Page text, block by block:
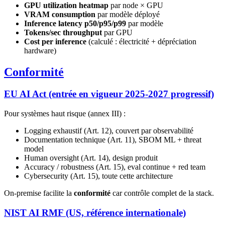
GPU utilization heatmap par node × GPU
VRAM consumption par modèle déployé
Inference latency p50/p95/p99 par modèle
Tokens/sec throughput par GPU
Cost per inference (calculé : électricité + dépréciation
hardware)
Conformité
EU AI Act (entrée en vigueur 2025-2027 progressif)
Pour systèmes haut risque (annex III) :
Logging exhaustif (Art. 12), couvert par observabilité
Documentation technique (Art. 11), SBOM ML + threat
model
Human oversight (Art. 14), design produit
Accuracy / robustness (Art. 15), eval continue + red team
Cybersecurity (Art. 15), toute cette architecture
On-premise facilite la conformité car contrôle complet de la stack.
NIST AI RMF (US, référence internationale)